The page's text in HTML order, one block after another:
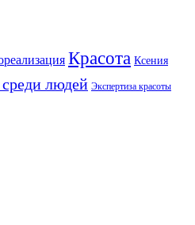
Красота Ксения
людей Экспертиза красоты